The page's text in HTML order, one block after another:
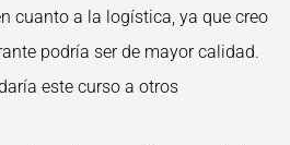
cuanto a la logística, ya que creo
podría ser de mayor calidad.
este curso a otros